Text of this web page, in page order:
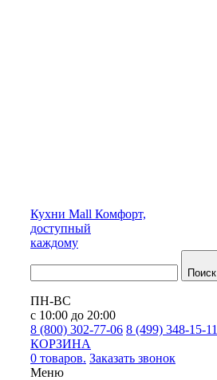
Кухни Mall Комфорт,
доступный
каждому
Поиск
ПН-ВС
с 10:00 до 20:00
8 (800) 302-77-06 8 (499) 348-15-11
КОРЗИНА
0 товаров. Заказать звонок
Меню